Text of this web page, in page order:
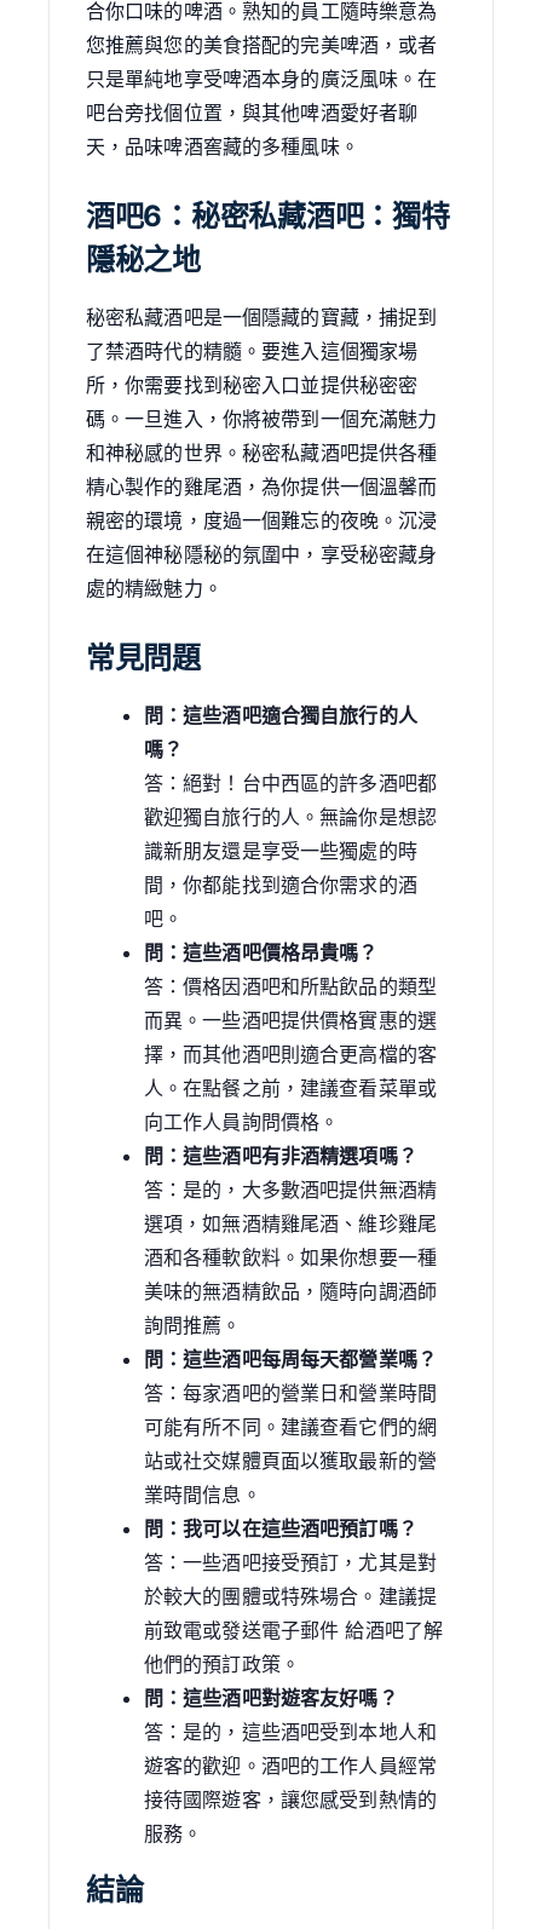
合你口味的啤酒。熟知的員工隨時樂意為
您推薦與您的美食搭配的完美啤酒，或者
只是單純地享受啤酒本身的廣泛風味。在
吧台旁找個位置，與其他啤酒愛好者聊
天，品味啤酒窖藏的多種風味。
酒吧6：秘密私藏酒吧：獨特
隱秘之地
秘密私藏酒吧是一個隱藏的寶藏，捕捉到
了禁酒時代的精髓。要進入這個獨家場
所，你需要找到秘密入口並提供秘密密
碼。一旦進入，你將被帶到一個充滿魅力
和神秘感的世界。秘密私藏酒吧提供各種
精心製作的雞尾酒，為你提供一個溫馨而
親密的環境，度過一個難忘的夜晚。沉浸
在這個神秘隱秘的氛圍中，享受秘密藏身
處的精緻魅力。
常見問題
問：這些酒吧適合獨自旅行的人
嗎？
答：絕對！台中西區的許多酒吧都
歡迎獨自旅行的人。無論你是想認
識新朋友還是享受一些獨處的時
間，你都能找到適合你需求的酒
吧。
問：這些酒吧價格昂貴嗎？
答：價格因酒吧和所點飲品的類型
而異。一些酒吧提供價格實惠的選
擇，而其他酒吧則適合更高檔的客
人。在點餐之前，建議查看菜單或
向工作人員詢問價格。
問：這些酒吧有非酒精選項嗎？
答：是的，大多數酒吧提供無酒精
選項，如無酒精雞尾酒、維珍雞尾
酒和各種軟飲料。如果你想要一種
美味的無酒精飲品，隨時向調酒師
詢問推薦。
問：這些酒吧每周每天都營業嗎？
答：每家酒吧的營業日和營業時間
可能有所不同。建議查看它們的網
站或社交媒體頁面以獲取最新的營
業時間信息。
問：我可以在這些酒吧預訂嗎？
答：一些酒吧接受預訂，尤其是對
於較大的團體或特殊場合。建議提
前致電或發送電子郵件 給酒吧了解
他們的預訂政策。
問：這些酒吧對遊客友好嗎？
答：是的，這些酒吧受到本地人和
遊客的歡迎。酒吧的工作人員經常
接待國際遊客，讓您感受到熱情的
服務。
結論